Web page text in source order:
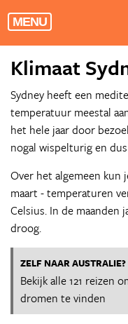
MENU
Klimaat
Sydney heeft een
temperatuur meestal
het hele jaar door
nogal wispelturig en
Over het algemeen kun
maart - temperaturen
Celsius. In de maanden
droog.
ZELF NAAR AUSTRALIE?
Bekijk alle 121 reizen
dromen te vinden